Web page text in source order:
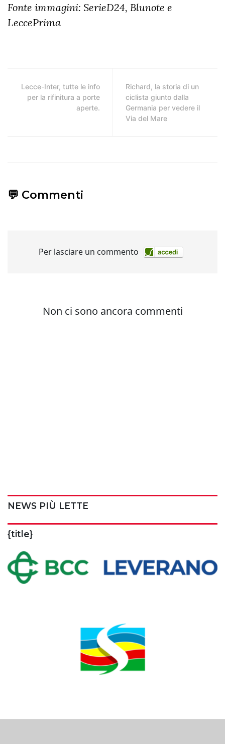
Fonte immagini: SerieD24, Blunote e
LeccePrima
Lecce-Inter, tutte le info
per la rifinitura a porte
aperte.
Richard, la storia di un
ciclista giunto dalla
Germania per vedere il
Via del Mare
💬 Commenti
NEWS PIÙ LETTE
{title}